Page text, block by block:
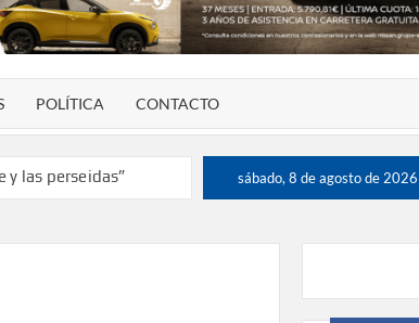
POLÍTICA CONTACTO
las perseidas”
a Canarias”
sábado, 8 de agosto de 2026